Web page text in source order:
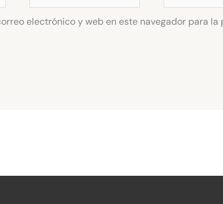
electrónico y web en este navegador para la